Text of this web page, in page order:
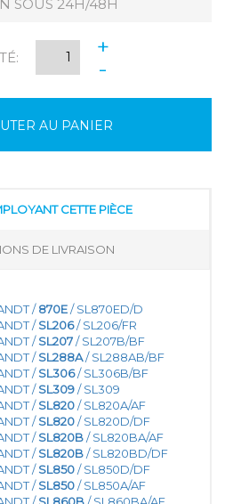
SOUS 24H/48H
+
-
AU PANIER
CETTE PIÈCE
DE LIVRAISON
/870E/ SL870ED/D
/SL206/ SL206/FR
/SL207/ SL207B/BF
/SL288A/ SL288AB/BF
/SL306/ SL306B/BF
/SL309/ SL309
/SL820/ SL820A/AF
/SL820/ SL820D/DF
/SL820B/ SL820BA/AF
/SL820B/ SL820BD/DF
/SL850/ SL850D/DF
/SL850/ SL850A/AF